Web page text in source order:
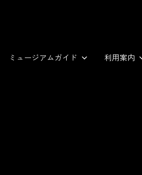
ミュージアムガイド 利用案内